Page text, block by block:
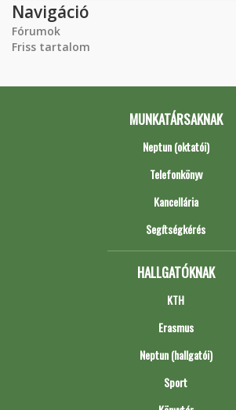
Navigáció
Fórumok
Friss tartalom
MUNKATÁRSAKNAK
Neptun (oktatói)
Telefonkönyv
Kancellária
Segítségkérés
HALLGATÓKNAK
KTH
Erasmus
Neptun (hallgatói)
Sport